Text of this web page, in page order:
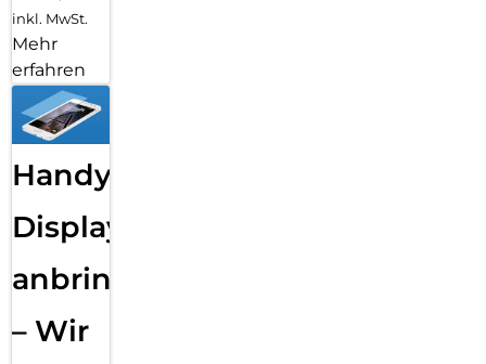
inkl. MwSt.
Mehr
erfahren
Handy
Displayfolie
anbringen
– Wir